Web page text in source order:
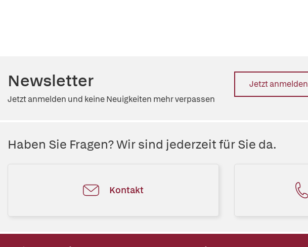
Newsletter
Jetzt anmelden und keine Neuigkeiten mehr verpassen
Jetzt anmelden
Haben Sie Fragen? Wir sind jederzeit für Sie da.
Kontakt